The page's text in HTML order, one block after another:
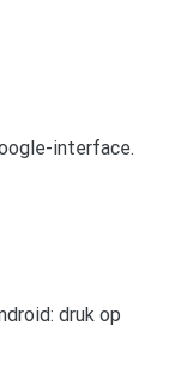
interface.
druk op